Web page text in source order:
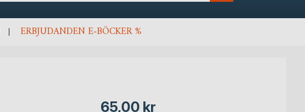
ERBJUDANDEN E-BÖCKER %
65,00 kr